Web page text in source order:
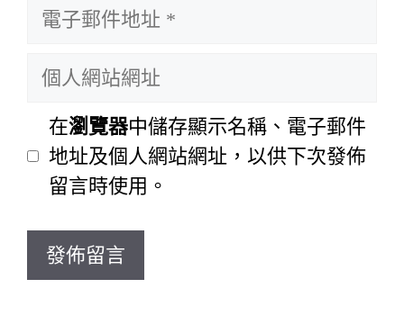
者
稱
電
郵
址
個
站
在瀏覽器中儲存顯示名稱、電子郵件
地址及個人網站網址，以供下次發佈
留言時使用。